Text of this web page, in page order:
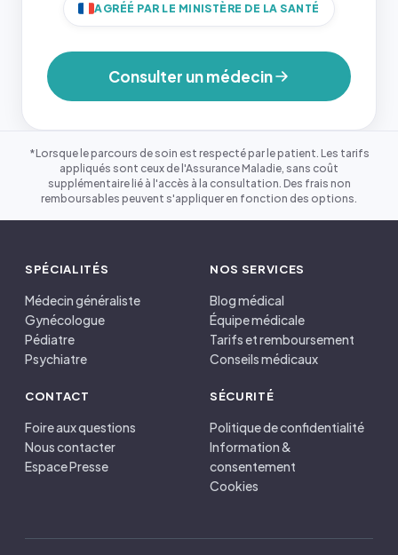
AGRÉÉ PAR LE MINISTÈRE DE LA SANTÉ
Consulter un médecin
*Lorsque le parcours de soin est respecté par le patient. Les tarifs
appliqués sont ceux de l'Assurance Maladie, sans coût
supplémentaire lié à l'accès à la consultation. Des frais non
remboursables peuvent s'appliquer en fonction des options.
SPÉCIALITÉS
Médecin généraliste
Gynécologue
Pédiatre
Psychiatre
NOS SERVICES
Blog médical
Équipe médicale
Tarifs et remboursement
Conseils médicaux
CONTACT
Foire aux questions
Nous contacter
Espace Presse
SÉCURITÉ
Politique de confidentialité
Information &
consentement
Cookies